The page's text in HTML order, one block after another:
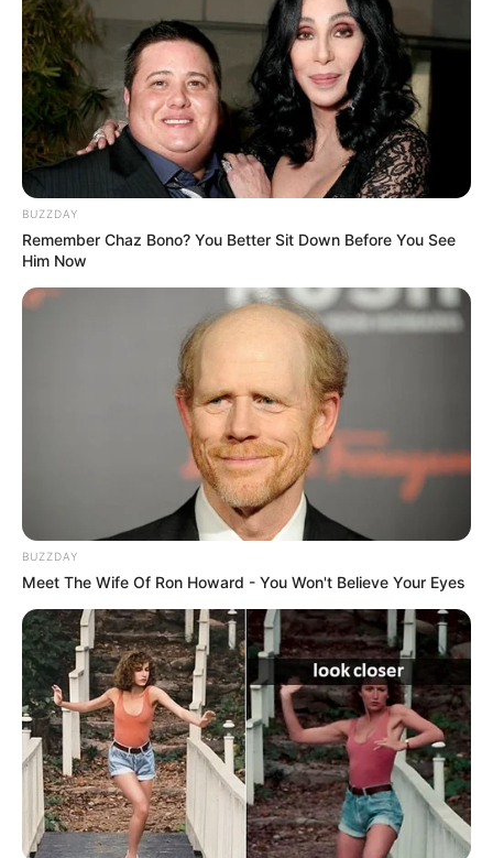
BUZZDAY
Remember Chaz Bono? You Better Sit Down Before You See
Him Now
BUZZDAY
Meet The Wife Of Ron Howard - You Won't Believe Your Eyes